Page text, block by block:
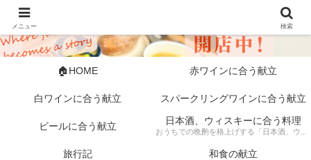
🏠HOME 赤ワインに合う献立
白ワインに合う献立 スパークリングワインに合う献立
ビールに合う献立 日本酒、ウィスキーに合う料理
おうちでの晩酌を格上げする「日本酒、ウィスキーに合う料理」の記録。 芳醇な日本酒やスモーキーなウィスキーにぴったりな、素材にこだわった一皿から手軽な一品まで幅広く紹介します。 「旦那キッチン」が提案する、お酒好きにはたまらない絶品ペアリングで、至福のひとときをどうぞ。
旅行記 和食の献立
メニュー 検索